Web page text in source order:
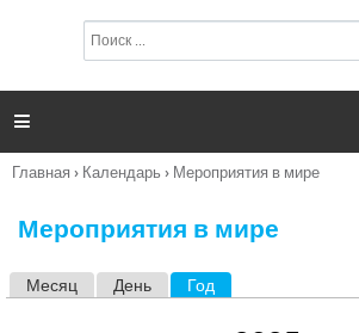
п
и

Вы
Главная › Календарь › Мероприятия в мире
Мероприятия в мире
Месяц День Год